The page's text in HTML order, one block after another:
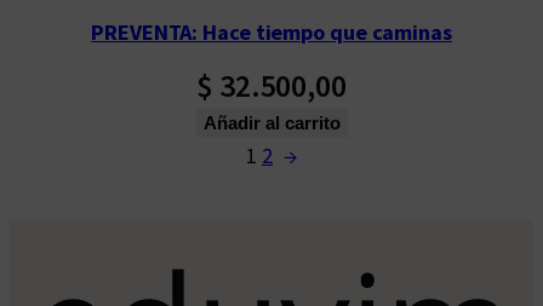
PREVENTA: Hace tiempo que caminas
$ 32.500,00
Añadir al carrito
1 2 →